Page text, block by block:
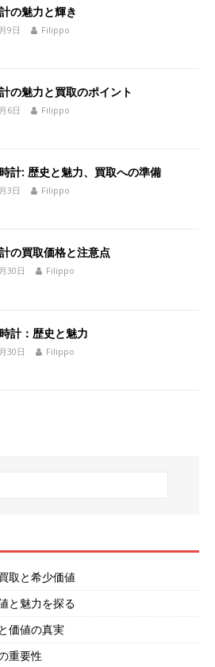
の魅力と輝き
9日 Filippo
の魅力と買取のポイント
6日 Filippo
計: 歴史と魅力、買取への準備
3日 Filippo
の買取価格と注意点
30日 Filippo
計：歴史と魅力
30日 Filippo
取と希少価値
と魅力を探る
価値の真実
重要性